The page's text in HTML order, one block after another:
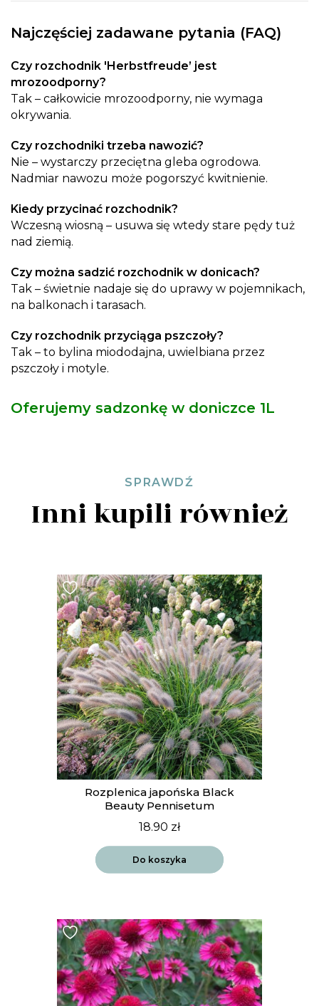
Najczęściej zadawane pytania (FAQ)
Czy rozchodnik 'Herbstfreude’ jest
mrozoodporny?
Tak – całkowicie mrozoodporny, nie wymaga
okrywania.
Czy rozchodniki trzeba nawozić?
Nie – wystarczy przeciętna gleba ogrodowa.
Nadmiar nawozu może pogorszyć kwitnienie.
Kiedy przycinać rozchodnik?
Wczesną wiosną – usuwa się wtedy stare pędy tuż
nad ziemią.
Czy można sadzić rozchodnik w donicach?
Tak – świetnie nadaje się do uprawy w pojemnikach,
na balkonach i tarasach.
Czy rozchodnik przyciąga pszczoły?
Tak – to bylina miododajna, uwielbiana przez
pszczoły i motyle.
Oferujemy sadzonkę w doniczce 1L
SPRAWDŹ
Inni kupili również
Rozplenica japońska Black
Beauty Pennisetum
18.90 zł
Do koszyka